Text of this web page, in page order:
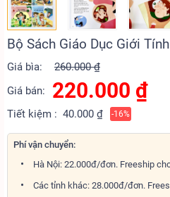
Bộ Sách Giáo Dục Giới
Giá bìa:
260.000 ₫
Giá bán:
220.000 ₫
Tiết kiệm : 40.000 ₫ -16%
Phí vận chuyển:
Hà Nội: 22.000đ/đơn. Freeship
Các tỉnh khác: 28.000đ/đơn.